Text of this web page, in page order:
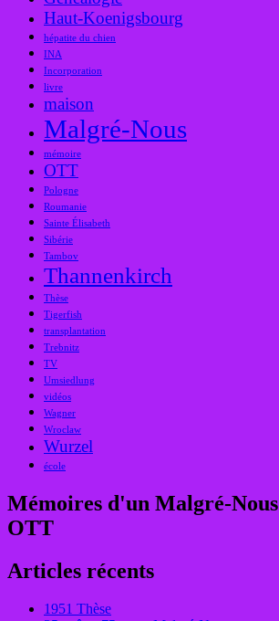
Haut-Koenigsbourg
hépatite du chien
INA
Incorporation
livre
maison
Malgré-Nous
mémoire
OTT
Pologne
Roumanie
Sainte Élisabeth
Sibérie
Tambov
Thannenkirch
Thèse
Tigerfish
transplantation
Trebnitz
TV
Umsiedlung
vidéos
Wagner
Wroclaw
Wurzel
école
Mémoires d'un Malgré-
OTT
Articles récents
1951 Thèse